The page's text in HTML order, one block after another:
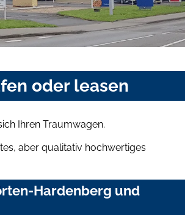
oder leasen
Ihren Traumwagen.
aber qualitativ hochwertiges
Hardenberg und